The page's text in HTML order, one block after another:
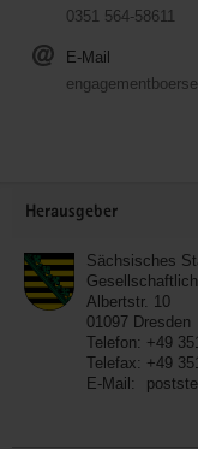
0351 564-58611
E-Mail
Herausgeber
Sächsisches
Albertstr. 10
01097 Dresden
Telefon: +49
Telefax: +49
E-Mail: